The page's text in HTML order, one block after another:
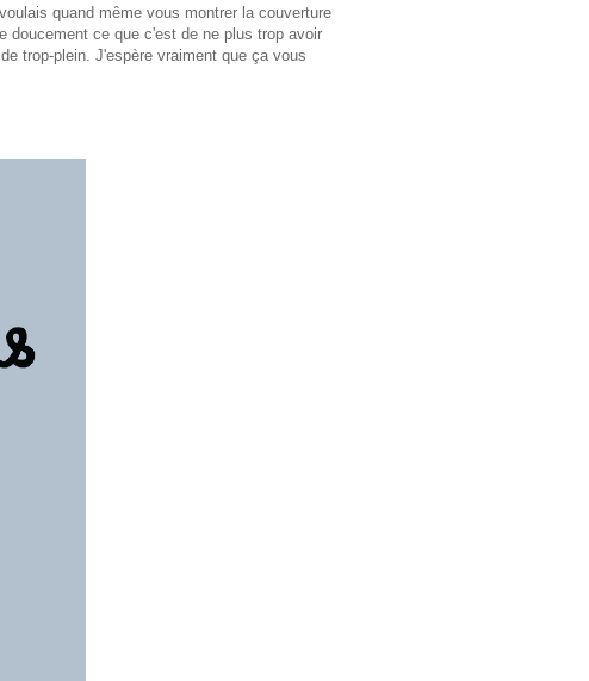
quand même vous montrer la couverture
doucement ce que c'est de ne plus trop avoir
trop-plein. J'espère vraiment que ça vous